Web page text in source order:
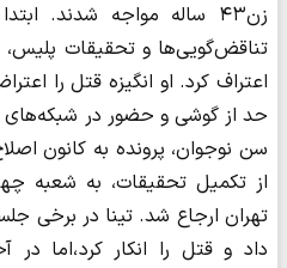
زن۴۳ ساله مواجه شدند.
تناقض‌گویی‌ها و تحقیقات
اعتراف کرد. او انگیزه قتل را
حد از گوشی و حضور در شبکه‌های
سن نوجوان، پرونده به کانون
از تکمیل تحقیقات، به شعبه
تهران ارجاع شد. تینا در برخی
داد و قتل را انکار کرد،اما